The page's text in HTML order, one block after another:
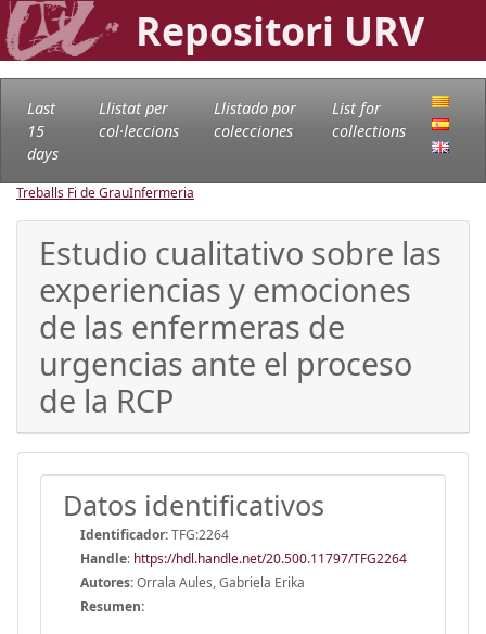
Repositori URV
Last
15
days
Llistat per
col·leccions
Llistado por
colecciones
List for
collections
Treballs Fi de GrauInfermeria
Estudio cualitativo sobre las
experiencias y emociones
de las enfermeras de
urgencias ante el proceso
de la RCP
Datos identificativos
Identificador:TFG:2264
Handle: https://hdl.handle.net/20.500.11797/TFG2264
Autores:Orrala Aules, Gabriela Erika
Resumen: